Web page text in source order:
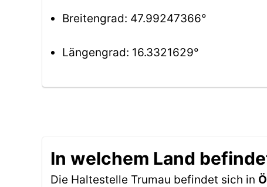
Breitengrad: 47.99247366°
Längengrad: 16.3321629°
In welchem Land
Die Haltestelle Trumau befindet sich in